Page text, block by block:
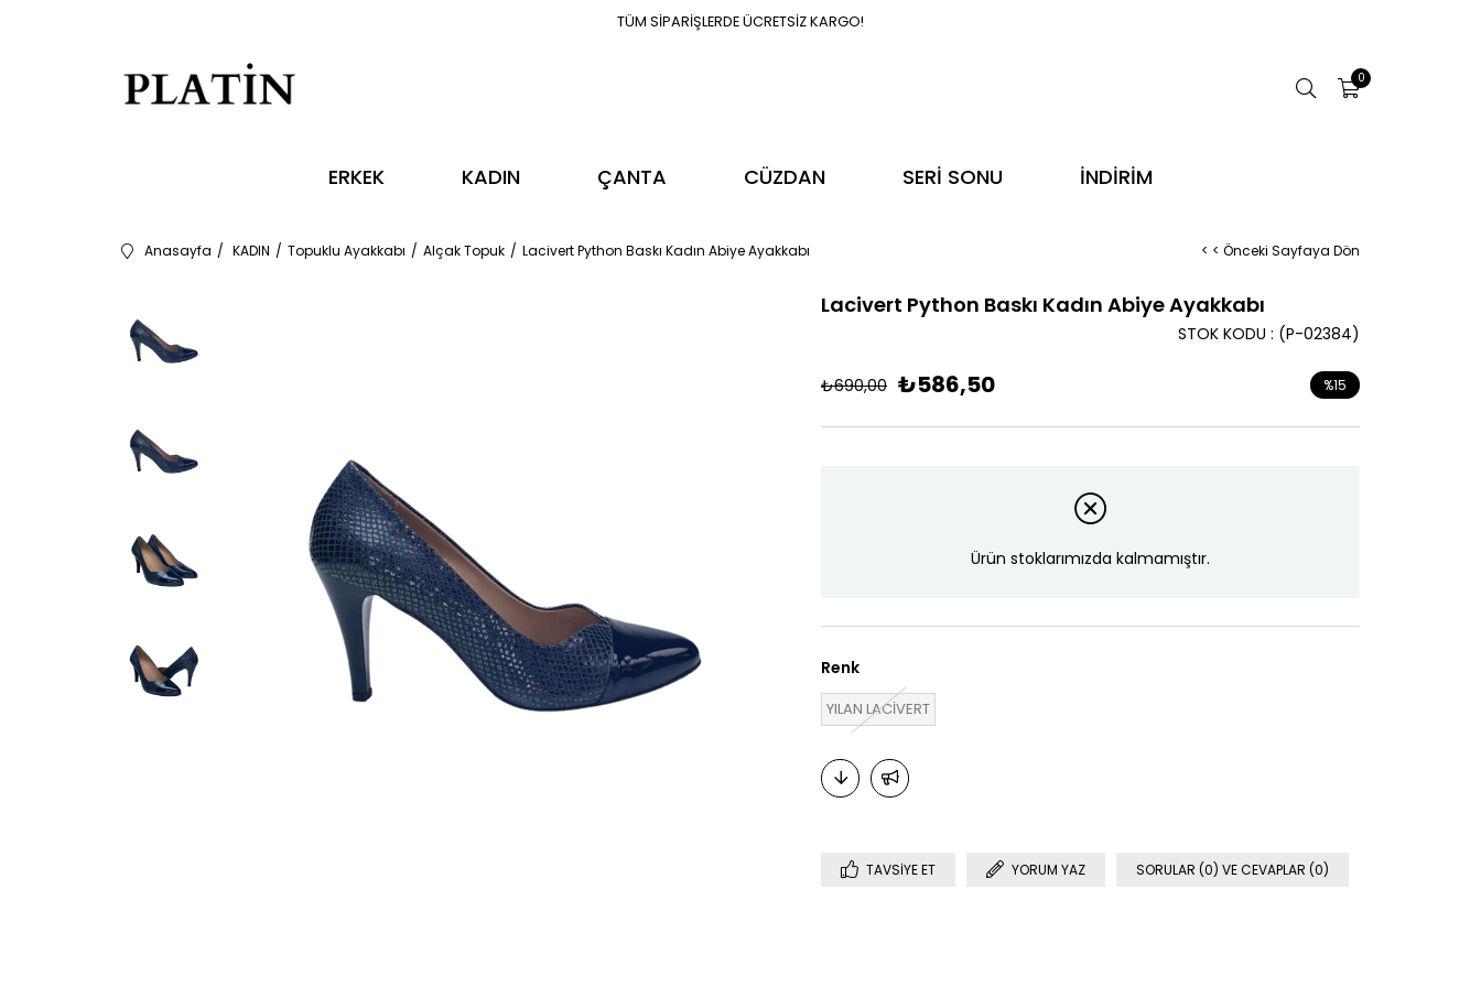
TÜM SİPARİŞLERDE ÜCRETSİZ KARGO!
0
ERKEK KADIN ÇANTA CÜZDAN SERİ SONU İNDİRİM
Anasayfa KADIN Topuklu Ayakkabı Alçak Topuk Lacivert Python Baskı Kadın Abiye Ayakkabı < < Önceki Sayfaya Dön
Lacivert Python Baskı Kadın Abiye Ayakkabı
(P-02384)
STOK KODU
₺690,00 ₺586,50 %15
Ürün stoklarımızda kalmamıştır.
Renk
YILAN LACİVERT
TAVSIYE ET YORUM YAZ SORULAR (0) VE CEVAPLAR (0)